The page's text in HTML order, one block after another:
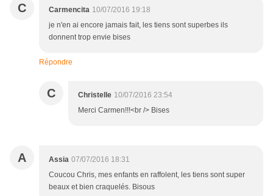
C Carmencita 10/07/2016 19:18
je n'en ai encore jamais fait, les tiens sont superbes ils
donnent trop envie bises
Répondre
C Christelle 10/07/2016 23:54
Merci Carmen!!!<br /> Bises
A Assia 07/07/2016 18:31
Coucou Chris, mes enfants en raffolent, les tiens sont super
beaux et bien craquelés. Bisous